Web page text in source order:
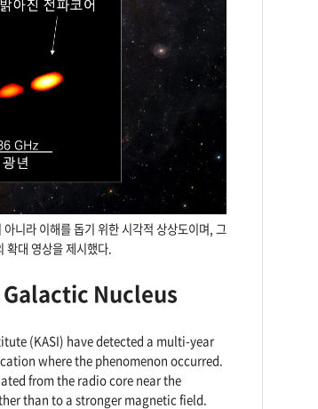
니라 이해를 돕기 위한 시각적 상상도이며, 그
대 영상을 제시했다.
Nucleus
(KASI) have detected a multi-year
where the phenomenon occurred.
from the radio core near the
than to a stronger magnetic field.